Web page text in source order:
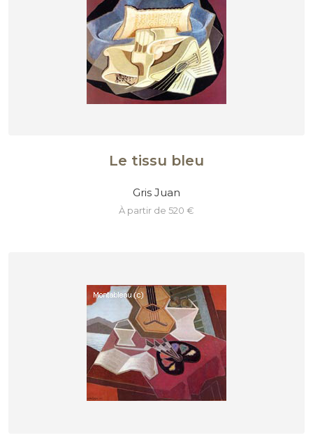
Le tissu bleu
Gris Juan
à partir de 520 €